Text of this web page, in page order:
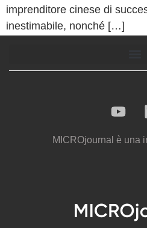
imprenditore cinese di
inestimabile, nonché […]
MICROjournal è una